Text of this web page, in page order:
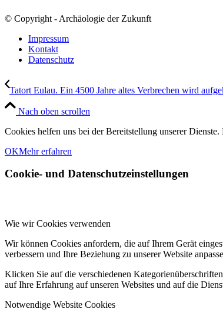
© Copyright - Archäologie der Zukunft
Impressum
Kontakt
Datenschutz
Tatort Eulau. Ein 4500 Jahre altes Verbrechen wird
Nach oben scrollen
Cookies helfen uns bei der Bereitstellung unserer
OKMehr erfahren
Cookie- und Datenschutzeinstellungen
Wie wir Cookies verwenden
Wir können Cookies anfordern, die auf Ihrem Gerät
verbessern und Ihre Beziehung zu unserer Website
Klicken Sie auf die verschiedenen
auf Ihre Erfahrung auf unseren Websites und auf die
Notwendige Website Cookies